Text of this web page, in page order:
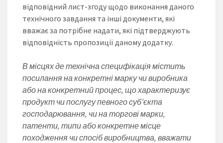
відповідний лист-згоду щодо виконання даного
технічного завдання та інші документи, які
вважає за потрібне надати, які підтверджують
відповідність пропозиції даному додатку.
В місцях де технічна специфікація містить
посилання на конкретні марку чи виробника
або на конкретний процес, що характеризує
продукт чи послугу певного суб’єкта
господарювання, чи на торгові марки,
патенти, типи або конкретне місце
походження чи спосіб виробництва, вважати